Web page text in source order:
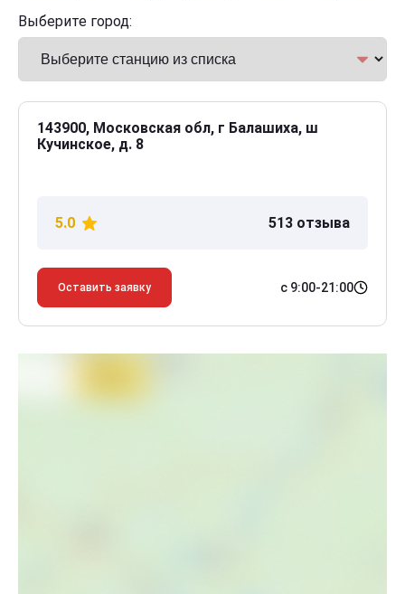
Выберите город:
143900, Московская обл, г Балашиха, ш
Кучинское, д. 8
5.0 513 отзыва
Оставить заявку с 9:00-21:00